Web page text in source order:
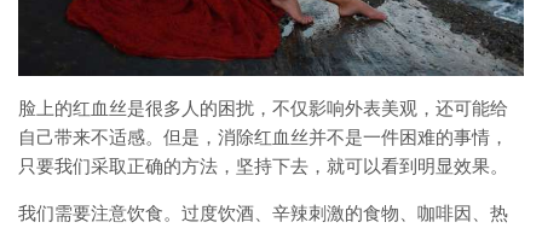
脸上的红血丝是很多人的困扰，不仅影响外表美观，还可能给
自己带来不适感。但是，消除红血丝并不是一件困难的事情，
只要我们采取正确的方法，坚持下去，就可以看到明显效果。
我们需要注意饮食。过度饮酒、辛辣刺激的食物、咖啡因、热